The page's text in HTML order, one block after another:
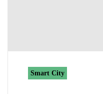
Smart City